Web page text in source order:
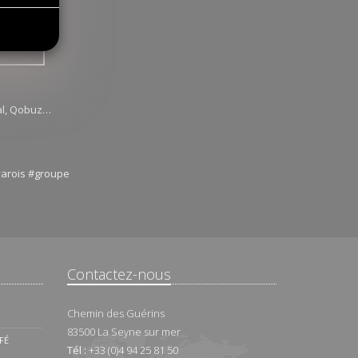
Qobuz…
#groupe
Contactez-nous
Chemin des Guérins
83500 La Seyne sur mer
Tél : +33 (0)4 94 25 81 50